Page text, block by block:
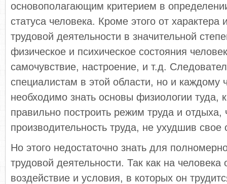
основополагающим критерием в
статуса человека. Кроме этого от характера
трудовой деятельности в значительной
физическое и психическое состояния
самочувствие, настроение, и т.д.
специалистам в этой области, но и каждому
необходимо знать основы физиологии туда,
правильно построить режим труда и отдыха,
производительность труда, не ухудшив свое
Но этого недостаточно знать для
трудовой деятельности. Так как на человека
воздействие и условия, в которых он